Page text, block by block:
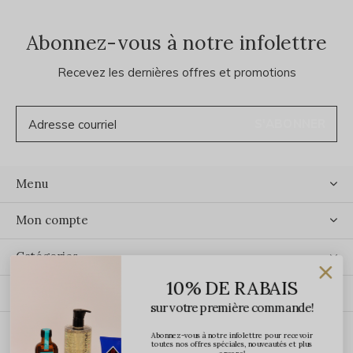
Abonnez-vous à notre infolettre
Recevez les dernières offres et promotions
Menu
Mon compte
Catégories
ÉCRIVEZ-NOUS
10% DE RABAIS
sur votre première commande!
Abonnez-vous à notre infolettre pour recevoir
toutes nos offres spéciales, nouveautés et plus